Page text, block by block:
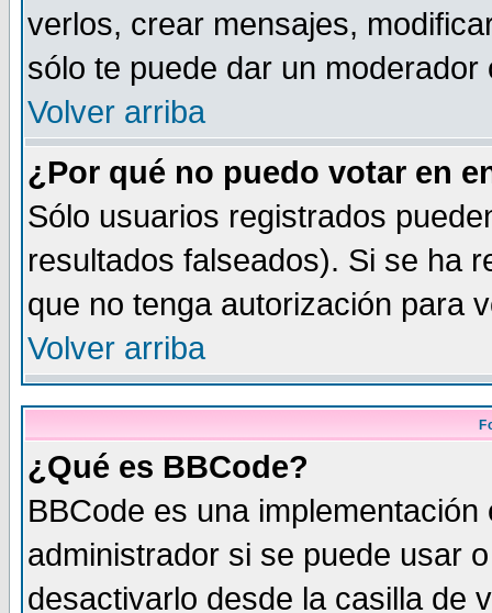
verlos, crear mensajes,
sólo te puede dar un
Volver arriba
¿Por qué no puedo votar en
Sólo usuarios registrados
resultados falseados). Si se ha
que no tenga autorización para
Volver arriba
¿Qué es BBCode?
BBCode es una
administrador si se puede usar
desactivarlo desde la casilla de